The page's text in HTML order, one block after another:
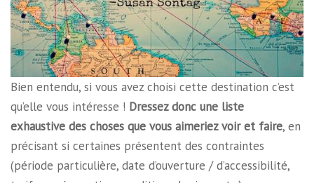
Bien entendu, si vous avez choisi cette destination c’est
qu’elle vous intéresse ! Dressez donc une liste
exhaustive des choses que vous aimeriez voir et faire, en
précisant si certaines présentent des contraintes
(période particulière, date d’ouverture / d’accessibilité,